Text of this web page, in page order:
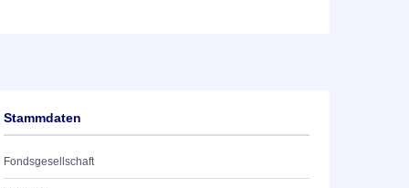
Stammdaten
Fondsgesellschaft